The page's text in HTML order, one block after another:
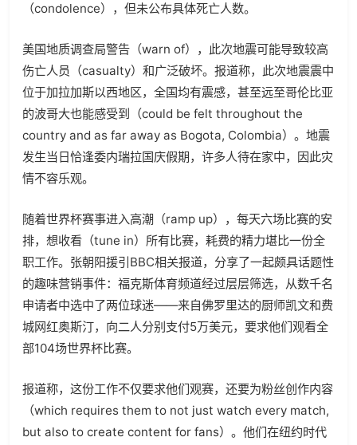
（condolence），但未公布具体死亡人数。
美国地质调查局警告（warn of），此次地震可能导致较高
伤亡人员（casualty）和广泛破坏。报道称，此次地震震中
位于加拉加斯以西地区，全国均有震感，甚至远至哥伦比亚
的波哥大也能感受到（could be felt throughout the
country and as far away as Bogota, Colombia）。地震
发生当日恰逢委内瑞拉国庆假期，许多人待在家中，因此灾
情不容乐观。
随着世界杯赛事进入高潮（ramp up），每天六场比赛的安
排，想收看（tune in）所有比赛，耗费的精力堪比一份全
职工作。张朝阳援引BBC相关报道，分享了一起颇具话题性
的趣味营销事件：福克斯体育频道经过层层筛选，从数千名
申请者中选中了两位球迷——来自佛罗里达的厨师凯文和费
城网红奥斯汀，向二人分别支付5万美元，要求他们观看全
部104场世界杯比赛。
报道称，这份工作不仅要求他们观赛，还要为粉丝创作内容
（which requires them to not just watch every match,
but also to create content for fans）。他们在纽约时代